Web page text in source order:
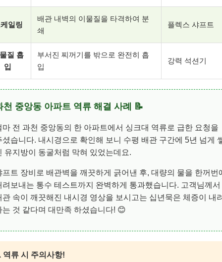
일링
배관 내벽의 이물질을 타격하여 분
쇄
플렉스 샤프트
질 흡
입
부서진 찌꺼기를 밖으로 완전히 흡
입
강력 석션기
천 중앙동 아파트 역류 해결 사례 📝
마 전 과천 중앙동의 한 아파트에서 싱크대 역류로 급한 요청을
셨습니다. 내시경으로 확인해 보니 수평 배관 구간에 5년 넘게
유지방이 동굴처럼 막혀 있었는데요.
프트 장비로 배관벽을 깨끗하게 긁어낸 후, 대량의 물을 한꺼번
려보내는 통수 테스트까지 완벽하게 통과했습니다. 고객님께서
관 속이 깨끗해진 내시경 영상을 보시고는 십년묵은 체증이 내
는 것 같다며 대만족 하셨습니다! 😊
류 시 주의사항!